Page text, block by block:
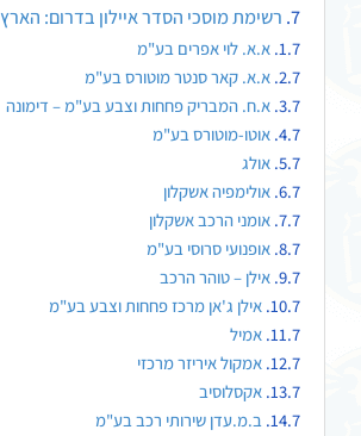
רשימת מוסכי הסדר איילון בדרום: הארץ
א.א. לוי אפרים בע"מ
א.א. קאר סנטר מוטורס בע"מ
א.ח. המבריק פחחות וצבע בע"מ – דימונה
אוטו-מוטורס בע"מ
אולג
אולימפיה אשקלון
אומני הרכב אשקלון
אופנועי סרוסי בע"מ
אילן – טוהר הרכב
אילן ג'אן מרכז פחחות וצבע בע"מ
אמיל
אמקול איריזר מרכזי
אקסלוסיב
ב.מ.עדן שירותי רכב בע"מ